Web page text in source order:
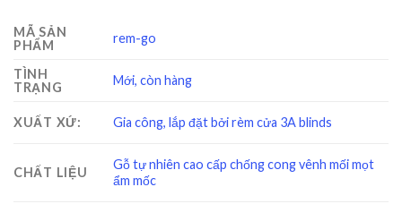
MÃ SẢN
PHẨM
rem-go
TÌNH
TRẠNG
Mới, còn hàng
XUẤT XỨ: Gia công, lắp đặt bởi rèm cửa 3A blinds
CHẤT LIỆU
Gỗ tự nhiên cao cấp chống cong vênh mối mọt
ẩm mốc